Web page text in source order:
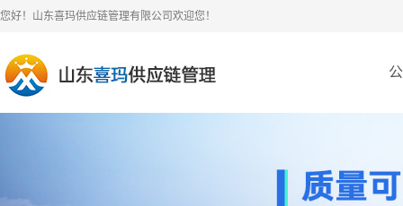
您好！山东喜玛供应链管理有限公司欢迎您！